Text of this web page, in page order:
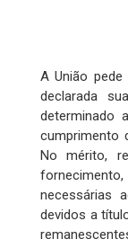
A União
declarada
determinado
cumprimento
No mérito,
necessárias
devidos a